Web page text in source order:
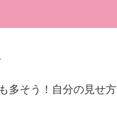
多そう！自分の見せ方